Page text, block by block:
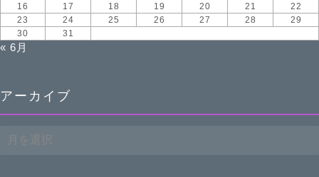
16
17 18 19 20 21
22
23
24 25 26 27 28
29
30
31
« 6月
アーカイブ
ー